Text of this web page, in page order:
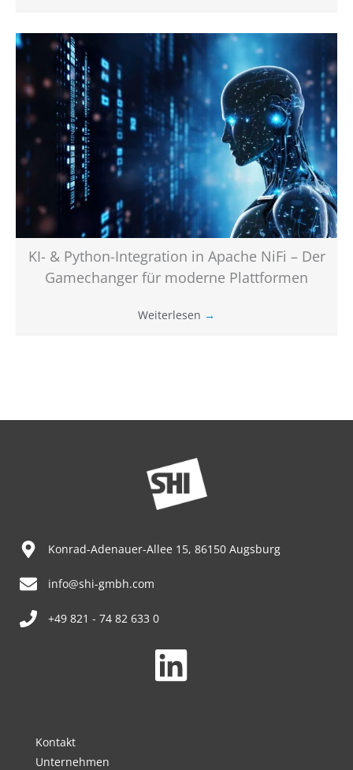
KI- & Python-Integration in Apache NiFi – Der
Gamechanger für moderne Plattformen
Weiterlesen →
Konrad-Adenauer-Allee 15, 86150 Augsburg
info@shi-gmbh.com
+49 821 - 74 82 633 0
Kontakt
Unternehmen